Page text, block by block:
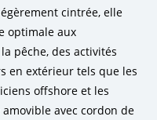
cintrée, elle
optimale aux
pêche, des activités
en extérieur tels que les
offshore et les
avec cordon de